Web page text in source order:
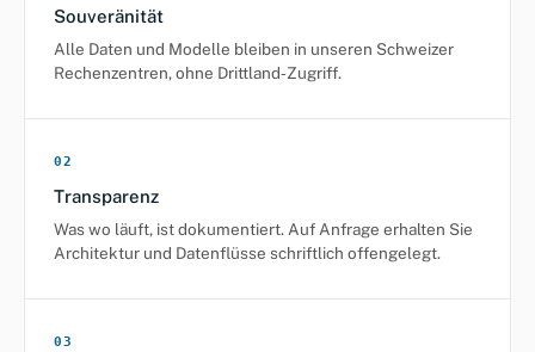
Souveränität
Alle Daten und Modelle bleiben in unseren Schweizer
Rechenzentren, ohne Drittland‑Zugriff.
02
Transparenz
Was wo läuft, ist dokumentiert. Auf Anfrage erhalten Sie
Architektur und Datenflüsse schriftlich offengelegt.
03